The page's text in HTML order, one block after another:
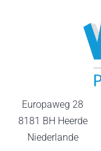
Europaweg 28
8181 BH Heerde
Niederlande